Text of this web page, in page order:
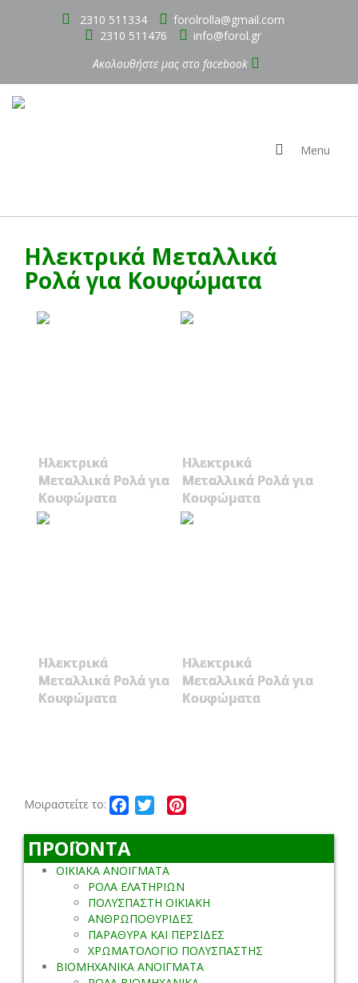
2310 511334
forolrolla@gmail.com
2310 511476
info@forol.gr
Ακολουθήστε μας στο facebook
Menu
Ηλεκτρικά Μεταλλικά
Ρολά για Κουφώματα
Ηλεκτρικά
Μεταλλικά Ρολά για
Κουφώματα
Ηλεκτρικά
Μεταλλικά Ρολά για
Κουφώματα
Ηλεκτρικά
Μεταλλικά Ρολά για
Κουφώματα
Ηλεκτρικά
Μεταλλικά Ρολά για
Κουφώματα
Μοιραστείτε το: Facebook
Twitter
ΠΡΟΪΟΝΤΑ
ΟΙΚΙΑΚΑ ΑΝΟΙΓΜΑΤΑ
ΡΟΛΑ ΕΛΑΤΗΡΙΩΝ
ΠΟΛΥΣΠΑΣΤΗ ΟΙΚΙΑΚΗ
ΑΝΘΡΩΠΟΘΥΡΙΔΕΣ
ΠΑΡΑΘΥΡΑ ΚΑΙ ΠΕΡΣΙΔΕΣ
ΧΡΩΜΑΤΟΛΟΓΙΟ ΠΟΛΥΣΠΑΣΤΗΣ
ΒΙΟΜΗΧΑΝΙΚΑ ΑΝΟΙΓΜΑΤΑ